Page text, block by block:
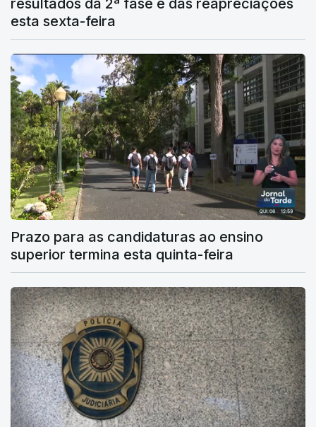
resultados da 2ª fase e das reapreciações
esta sexta-feira
Prazo para as candidaturas ao ensino
superior termina esta quinta-feira